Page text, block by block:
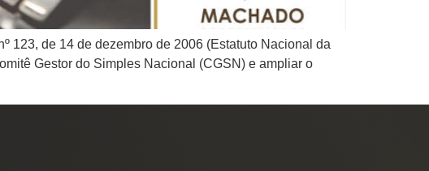
123, de 14 de dezembro de 2006 (Estatuto Nacional da
Gestor do Simples Nacional (CGSN) e ampliar o